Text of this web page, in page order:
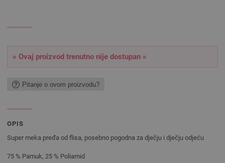
» Ovaj proizvod trenutno nije dostupan «
Pitanje o ovom proizvodu?
OPIS
Super meka pređa od flisa, posebno pogodna za dječju i dječju odjeću
75 % Pamuk, 25 % Poliamid